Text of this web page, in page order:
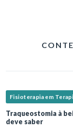
Fisioterapia em
Traqueostomia à
deve saber